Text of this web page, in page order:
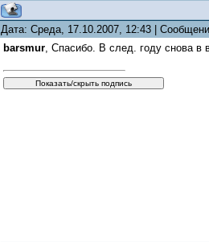
Дата: Среда, 17.10.2007, 12:43 |
barsmur, Спасибо. В след. году снова в